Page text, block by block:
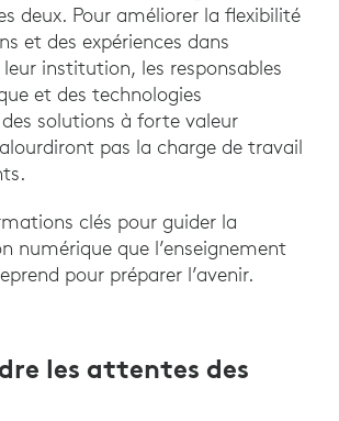
deux. Pour améliorer la flexibilité
et des expériences dans
institution, les responsables
et des technologies
solutions à forte valeur
pas la charge de travail
clés pour guider la
numérique que l’enseignement
pour préparer l’avenir.
les attentes des